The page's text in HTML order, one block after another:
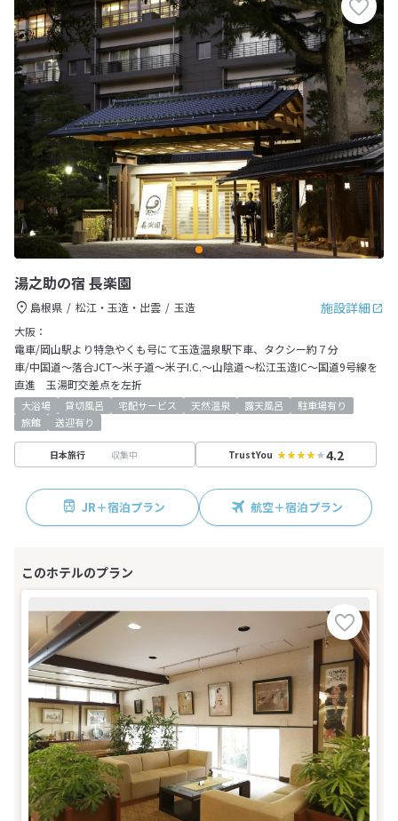
湯之助の宿 長楽園
施設詳細
島根県 松江・玉造・出雲
玉造
大阪：
電車/岡山駅より特急やくも号にて玉造温泉駅下車、タクシー約７分
車/中国道～落合JCT～米子道～米子I.C.～山陰道～松江玉造IC～国道9号線を
直進 玉湯町交差点を左折
大浴場 貸切風呂 宅配サービス 天然温泉 露天風呂
駐車場有り
旅館
送迎有り
日本旅行 収集中 TrustYou 4.2
JR＋宿泊プラン 航空＋宿泊プラン